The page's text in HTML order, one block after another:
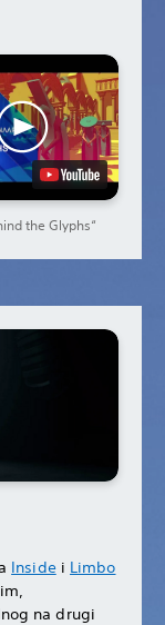
the Glyphs“
Insidei Limbo
na drugi